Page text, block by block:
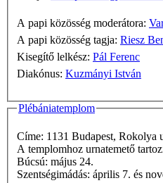
A papi közösség moderátora:
A papi közösség tagja: Riesz
Kisegítő lelkész: Pál Ferenc
Diakónus: Kuzmányi István
Plébániatemplom
Címe: 1131 Budapest, Rokolya
A templomhoz urnatemető
Búcsú: május 24.
Szentségimádás: április